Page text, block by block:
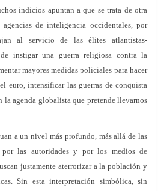
indicios apuntan a que se trata de otra
de inteligencia occidentales, por
al servicio de las élites atlantistas-
instigar una guerra religiosa contra la
mayores medidas policiales para hacer
euro, intensificar las guerras de conquista
la agenda globalista que pretende llevarnos
a un nivel más profundo, más allá de las
por las autoridades y por los medios de
justamente aterrorizar a la población y
Sin esta interpretación simbólica, sin